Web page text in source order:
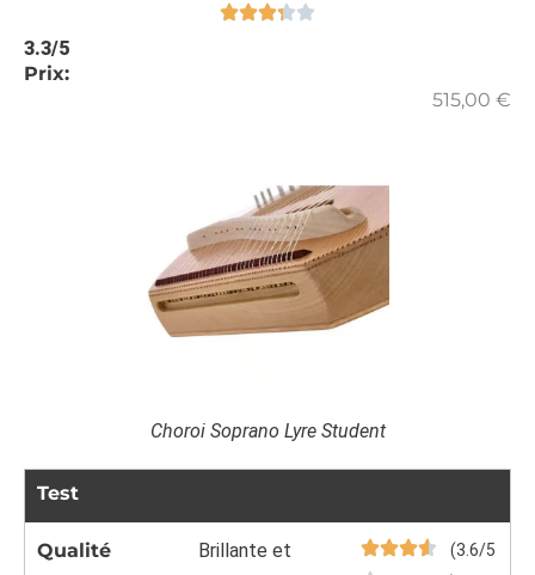
3.3/5
Prix:
515,00 €
Choroi Soprano Lyre Student
Test
Qualité
Brillante et
(3.6/5